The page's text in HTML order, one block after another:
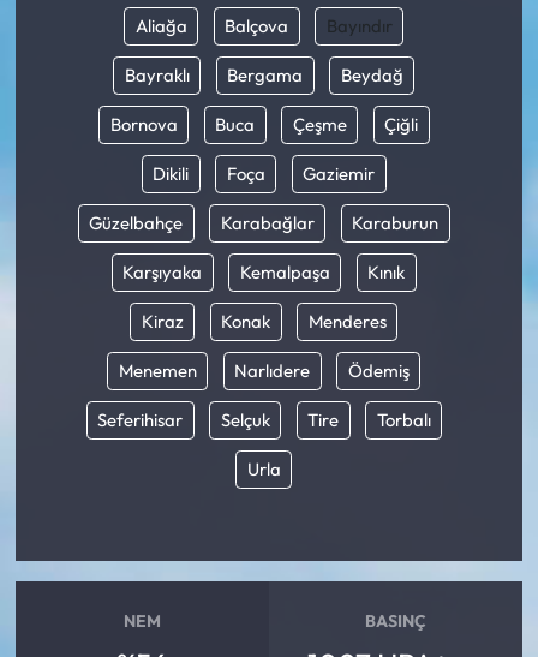
Aliağa Balçova Bayındır
Bayraklı Bergama Beydağ
Bornova Buca Çeşme Çiğli
Dikili Foça Gaziemir
Güzelbahçe Karabağlar Karaburun
Karşıyaka Kemalpaşa Kınık
Kiraz Konak Menderes
Menemen Narlıdere Ödemiş
Seferihisar Selçuk Tire Torbalı
Urla
NEM BASINÇ